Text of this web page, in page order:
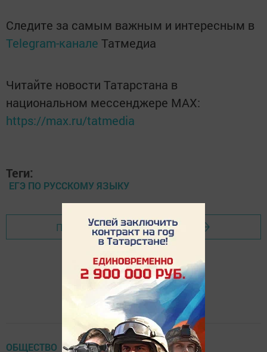
Следите за самым важным и интересным в
Telegram-канале Татмедиа
Читайте новости Татарстана в
национальном мессенджере MАХ:
https://max.ru/tatmedia
Теги:
ЕГЭ ПО РУССКОМУ ЯЗЫКУ
Перейти на страницу новости
ОБЩЕСТВО